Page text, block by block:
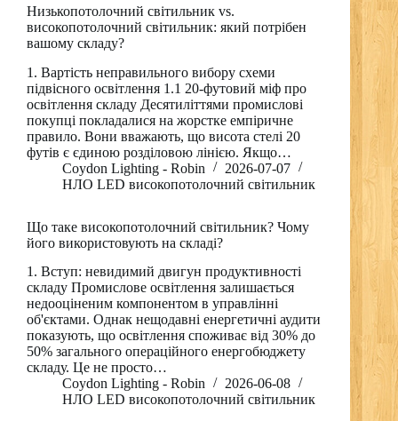
Низькопотолочний світильник vs.
високопотолочний світильник: який потрібен
вашому складу?
1. Вартість неправильного вибору схеми
підвісного освітлення 1.1 20-футовий міф про
освітлення складу Десятиліттями промислові
покупці покладалися на жорстке емпіричне
правило. Вони вважають, що висота стелі 20
футів є єдиною розділовою лінією. Якщо…
Coydon Lighting - Robin
2026-07-07
НЛО LED високопотолочний світильник
Що таке високопотолочний світильник? Чому
його використовують на складі?
1. Вступ: невидимий двигун продуктивності
складу Промислове освітлення залишається
недооціненим компонентом в управлінні
об'єктами. Однак нещодавні енергетичні аудити
показують, що освітлення споживає від 30% до
50% загального операційного енергобюджету
складу. Це не просто…
Coydon Lighting - Robin
2026-06-08
НЛО LED високопотолочний світильник